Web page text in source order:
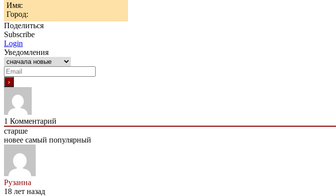
Имя:
Город:
Поделиться
Subscribe
Login
Уведомления
1 Комментарий
старше
новее самый популярный
Рузанна
18 лет назад